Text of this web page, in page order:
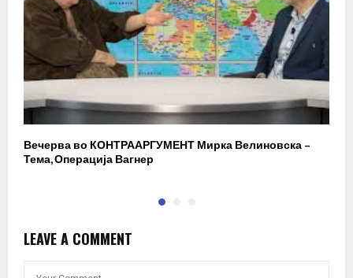
Вечерва во КОНТРААРГУМЕНТ Мирка Велиновска –
Тема, Операција Вагнер
LEAVE A COMMENT